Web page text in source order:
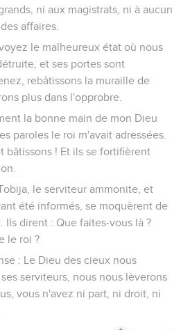
ni aux magistrats, ni à aucun
affaires.
le malheureux état où nous
et ses portes sont
rebâtissons la muraille de
plus dans l'opprobre.
la bonne main de mon Dieu
paroles le roi m'avait adressées.
bâtissons ! Et ils se fortifièrent
le serviteur ammonite, et
été informés, se moquèrent de
Ils dirent : Que faites-vous là ?
le roi ?
: Le Dieu des cieux nous
serviteurs, nous nous lèverons
vous n'avez ni part, ni droit, ni